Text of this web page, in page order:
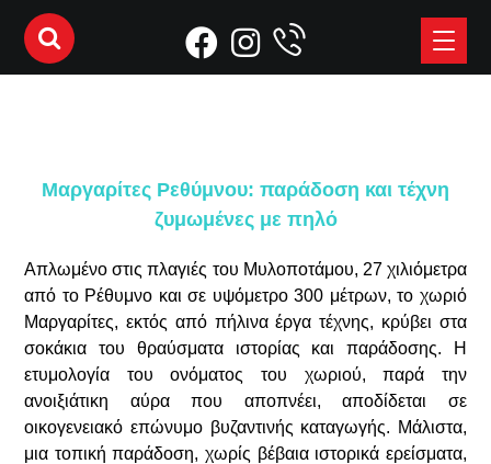
Μαργαρίτες Ρεθύμνου: παράδοση και τέχνη
ζυμωμένες με πηλό
Απλωμένο στις πλαγιές του Μυλοποτάμου, 27 χιλιόμετρα
από το Ρέθυμνο και σε υψόμετρο 300 μέτρων, το χωριό
Μαργαρίτες, εκτός από πήλινα έργα τέχνης, κρύβει στα
σοκάκια του θραύσματα ιστορίας και παράδοσης. Η
ετυμολογία του ονόματος του χωριού, παρά την
ανοιξιάτικη αύρα που αποπνέει, αποδίδεται σε
οικογενειακό επώνυμο βυζαντινής καταγωγής. Μάλιστα,
μια τοπική παράδοση, χωρίς βέβαια ιστορικά ερείσματα,